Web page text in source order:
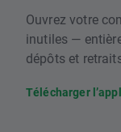
Ouvrez votre
inutiles —
dépôts et
Télécharger